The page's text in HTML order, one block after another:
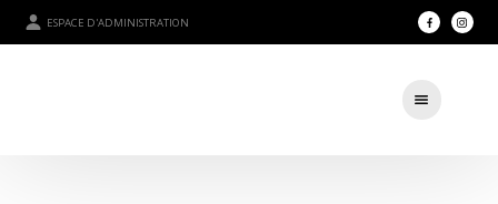
ESPACE D'ADMINISTRATION